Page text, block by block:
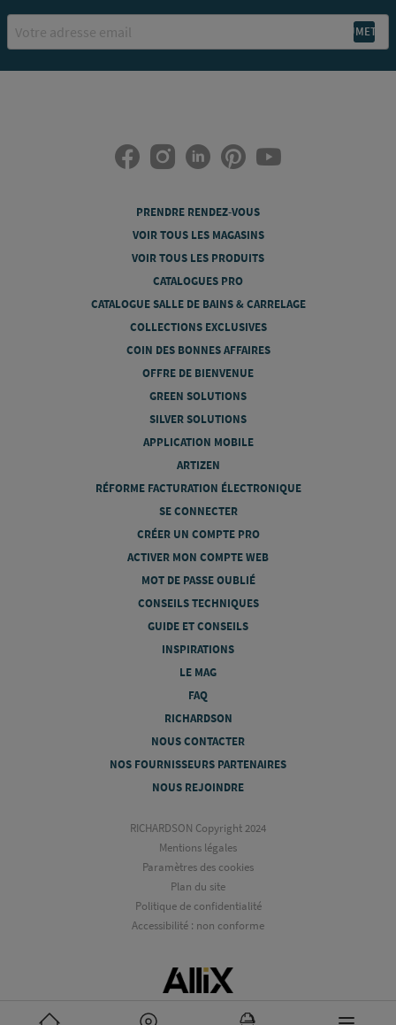
PRENDRE RENDEZ-VOUS
VOIR TOUS LES MAGASINS
VOIR TOUS LES PRODUITS
CATALOGUES PRO
CATALOGUE SALLE DE BAINS & CARRELAGE
COLLECTIONS EXCLUSIVES
COIN DES BONNES AFFAIRES
OFFRE DE BIENVENUE
GREEN SOLUTIONS
SILVER SOLUTIONS
APPLICATION MOBILE
ARTIZEN
RÉFORME FACTURATION ÉLECTRONIQUE
SE CONNECTER
CRÉER UN COMPTE PRO
ACTIVER MON COMPTE WEB
MOT DE PASSE OUBLIÉ
CONSEILS TECHNIQUES
GUIDE ET CONSEILS
INSPIRATIONS
LE MAG
FAQ
RICHARDSON
NOUS CONTACTER
NOS FOURNISSEURS PARTENAIRES
NOUS REJOINDRE
RICHARDSON Copyright 2024
Mentions légales
Paramètres des cookies
Plan du site
Politique de confidentialité
Accessibilité : non conforme